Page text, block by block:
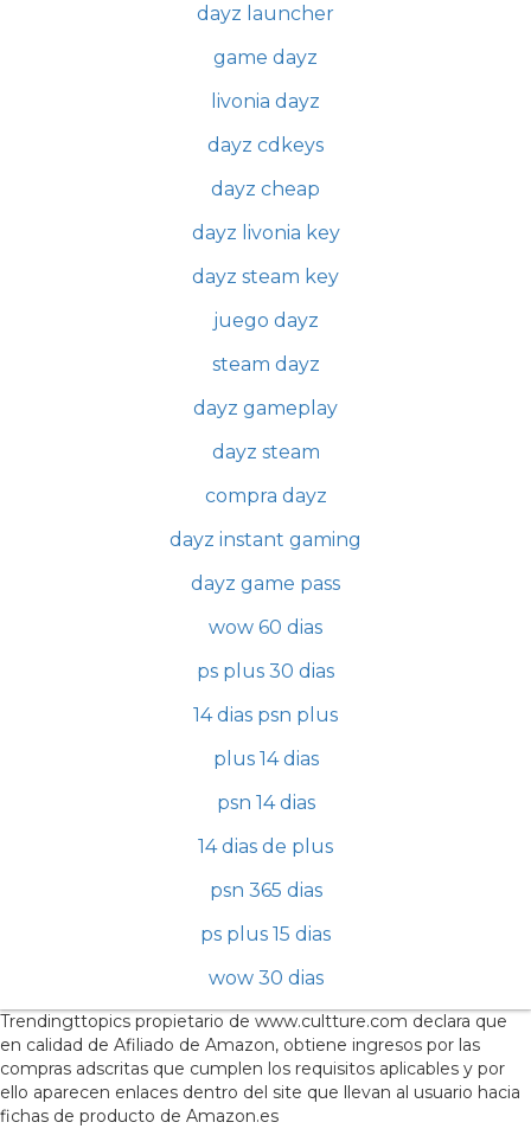
dayz launcher
game dayz
livonia dayz
dayz cdkeys
dayz cheap
dayz livonia key
dayz steam key
juego dayz
steam dayz
dayz gameplay
dayz steam
compra dayz
dayz instant gaming
dayz game pass
wow 60 dias
ps plus 30 dias
14 dias psn plus
plus 14 dias
psn 14 dias
14 dias de plus
psn 365 dias
ps plus 15 dias
wow 30 dias
Trendingttopics propietario de www.cultture.com declara que
en calidad de Afiliado de Amazon, obtiene ingresos por las
compras adscritas que cumplen los requisitos aplicables y por
ello aparecen enlaces dentro del site que llevan al usuario hacia
fichas de producto de Amazon.es